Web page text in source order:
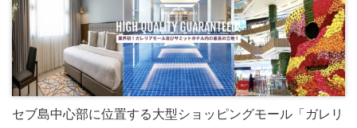
セブ島中心部に位置する大型ショッピングモール「ガレリ